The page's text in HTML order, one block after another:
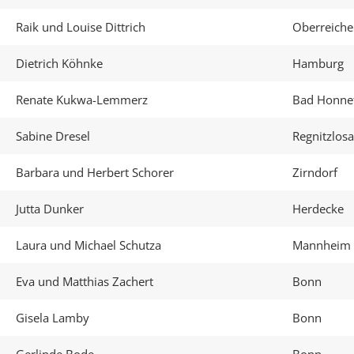
Raik und Louise Dittrich
Dietrich Köhnke Hamburg
Renate Kukwa-Lemmerz Bad
Sabine Dresel
Barbara und Herbert Schorer Zirndorf
Jutta Dunker Herdecke
Laura und Michael Schutza Mannheim
Eva und Matthias Zachert Bonn
Gisela Lamby Bonn